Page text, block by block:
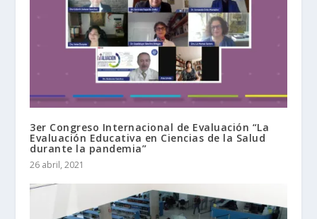
3er Congreso Internacional de Evaluación “La
Evaluación Educativa en Ciencias de la Salud
durante la pandemia”
26 abril, 2021